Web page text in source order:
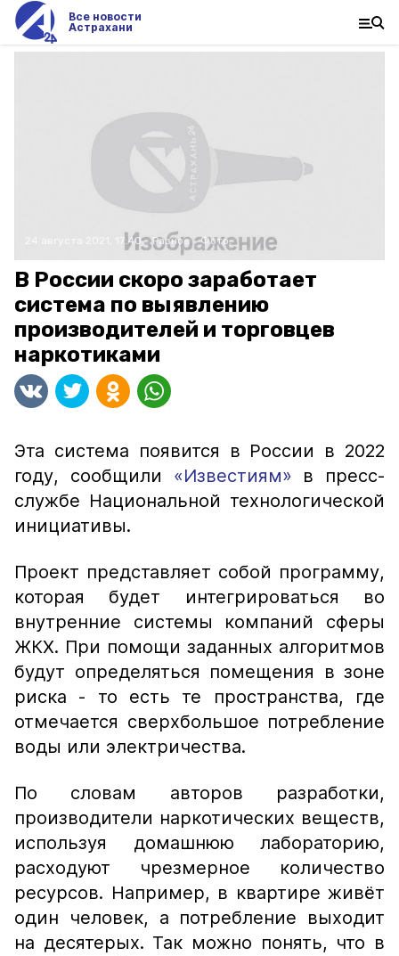
Все новости
Астрахани
24 августа 2021, 17:40 Разное Фото:
В России скоро заработает
система по выявлению
производителей и торговцев
наркотиками
Эта система появится в России в 2022
году, сообщили «Известиям» в пресс-
службе Национальной технологической
инициативы.
Проект представляет собой программу,
которая будет интегрироваться во
внутренние системы компаний сферы
ЖКХ. При помощи заданных алгоритмов
будут определяться помещения в зоне
риска - то есть те пространства, где
отмечается сверхбольшое потребление
воды или электричества.
По словам авторов разработки,
производители наркотических веществ,
используя домашнюю лабораторию,
расходуют чрезмерное количество
ресурсов. Например, в квартире живёт
один человек, а потребление выходит
на десятерых. Так можно понять, что в